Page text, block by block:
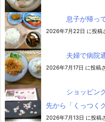
息子が帰っ
2026年7月22日 に投稿
夫婦で病院
2026年7月17日 に投稿
ショッピン
先から「くっつく
2026年7月13日 に投稿